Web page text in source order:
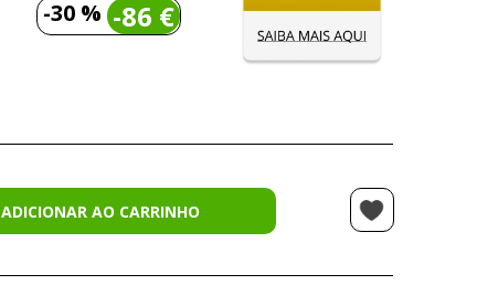
-30 % -86 €
ADICIONAR AO CARRINHO